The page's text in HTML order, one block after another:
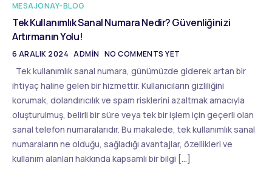
MESAJONAY-BLOG
Tek Kullanımlık Sanal Numara Nedir? Güvenliğinizi
Artırmanın Yolu!
6 ARALIK 2024 ADMIN NO COMMENTS YET
Tek kullanımlık sanal numara, günümüzde giderek artan bir
ihtiyaç haline gelen bir hizmettir. Kullanıcıların gizliliğini
korumak, dolandırıcılık ve spam risklerini azaltmak amacıyla
oluşturulmuş, belirli bir süre veya tek bir işlem için geçerli olan
sanal telefon numaralarıdır. Bu makalede, tek kullanımlık sanal
numaraların ne olduğu, sağladığı avantajlar, özellikleri ve
kullanım alanları hakkında kapsamlı bir bilgi […]